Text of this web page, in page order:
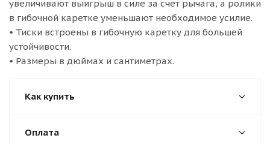
увеличивают выигрыш в силе за счет рычага, а ролики
в гибочной каретке уменьшают необходимое усилие.
• Тиски встроены в гибочную каретку для большей
устойчивости.
• Размеры в дюймах и сантиметрах.
Как купить
Оплата